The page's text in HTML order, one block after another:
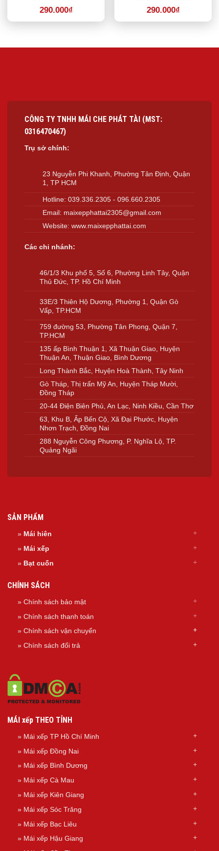
290.000₫ 290.000₫
CÔNG TY TNHH MÁI CHE PHÁT TÀI (MST:
0316470467)
Trụ sở chính:
23 Nguyễn Phi Khanh, Phường Tân Định, Quận
1, TP HCM
Hotline:039.336.2305 -096.660.2305
Email: maixepphattai2305@gmail.com
Website:www.maixepphattai.com
Các chi nhánh:
46/1/3 Khu phố 5, Số 6, Phường Linh Tây, Quận
Thủ Đức, TP. Hồ Chí Minh
33E/3 Thiên Hộ Dương, Phường 1, Quận Gò
Vấp, TP.HCM
759 đường 53, Phường Tân Phong, Quận 7,
TP.HCM
135 ấp Bình Thuận 1, Xã Thuận Giao, Huyện
Thuận An, Thuận Giao, Bình Dương
Long Thành Bắc, Huyện Hoà Thành, Tây Ninh
Gò Tháp, Thị trấn Mỹ An, Huyện Tháp Mười,
Đồng Tháp
20-44 Điện Biên Phủ, An Lạc, Ninh Kiều, Cần Thơ
63, Khu B, Ấp Bến Cộ, Xã Đại Phước, Huyện
Nhơn Trạch, Đồng Nai
288 Nguyễn Công Phương, P. Nghĩa Lộ, TP.
Quảng Ngãi
SẢN PHẨM
» Mái hiên
» Mái xếp
» Bạt cuốn
CHÍNH SÁCH
» Chính sách bảo mật
» Chính sách thanh toán
» Chính sách vận chuyển
» Chính sách đổi trả
MÁI xếp THEO TỈNH
» Mái xếp TP Hồ Chí Minh
» Mái xếp Đồng Nai
» Mái xếp Bình Dương
» Mái xếp Cà Mau
» Mái xếp Kiên Giang
» Mái xếp Sóc Trăng
» Mái xếp Bạc Liêu
» Mái xếp Hậu Giang